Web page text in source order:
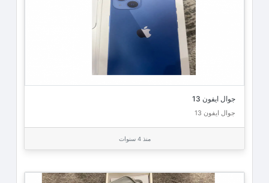
جوال ايفون 13
جوال ايفون 13
منذ 4 سنوات